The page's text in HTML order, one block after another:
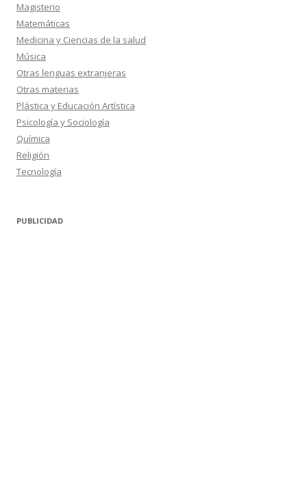
Magisterio
Matemáticas
Medicina y Ciencias de la salud
Música
Otras lenguas extranjeras
Otras materias
Plástica y Educación Artística
Psicología y Sociología
Química
Religión
Tecnología
PUBLICIDAD